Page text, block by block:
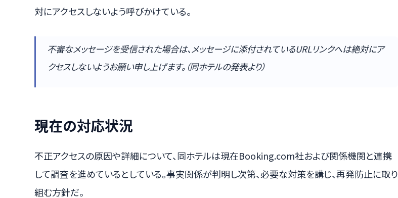
対にアクセスしないよう呼びかけている。
不審なメッセージを受信された場合は、メッセージに添付されているURLリンクへは絶対にア
クセスしないようお願い申し上げます。（同ホテルの発表より）
現在の対応状況
不正アクセスの原因や詳細について、同ホテルは現在Booking.com社および関係機関と連携
して調査を進めているとしている。事実関係が判明し次第、必要な対策を講じ、再発防止に取り
組む方針だ。